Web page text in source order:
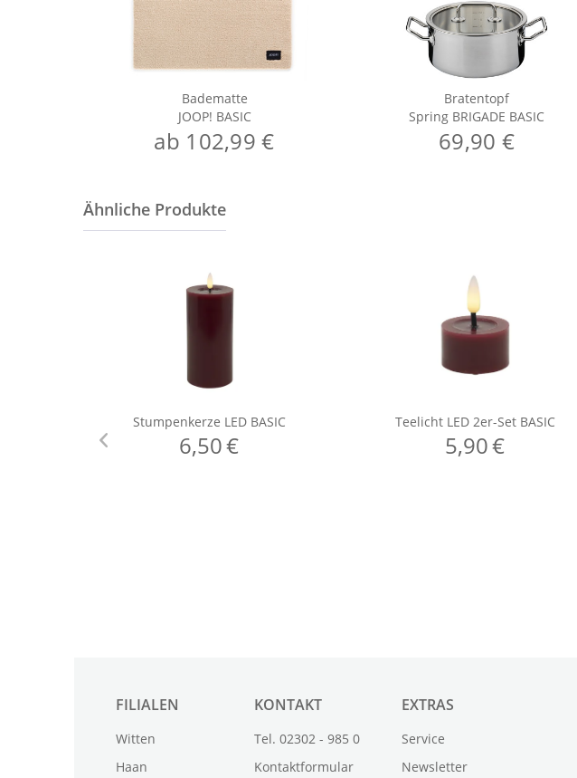
Badematte
JOOP! BASIC
ab 102,99 €
Bratentopf
Spring BRIGADE BASIC
69,90 €
FILIALEN
Witten
Haan
KONTAKT
Tel. 02302 - 985 0
Kontaktformular
EXTRAS
Service
Newsletter